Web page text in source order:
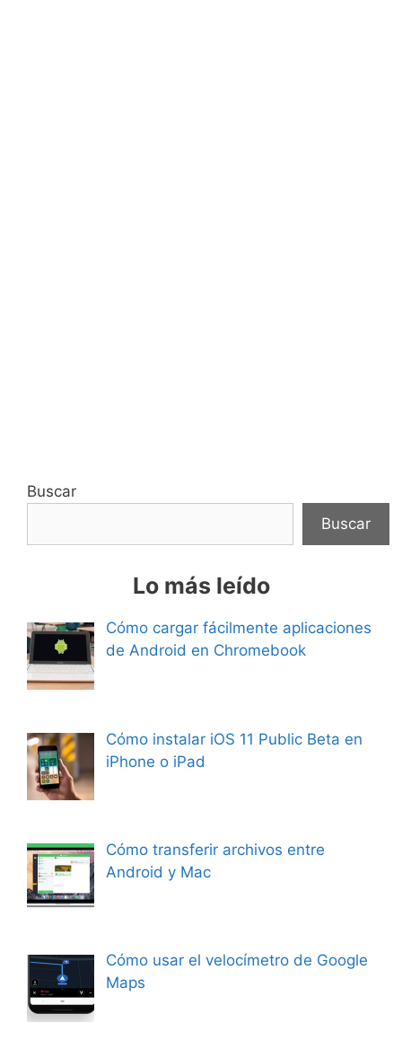
Buscar
Buscar
Lo más leído
Cómo cargar fácilmente aplicaciones
de Android en Chromebook
Cómo instalar iOS 11 Public Beta en
iPhone o iPad
Cómo transferir archivos entre
Android y Mac
Cómo usar el velocímetro de Google
Maps